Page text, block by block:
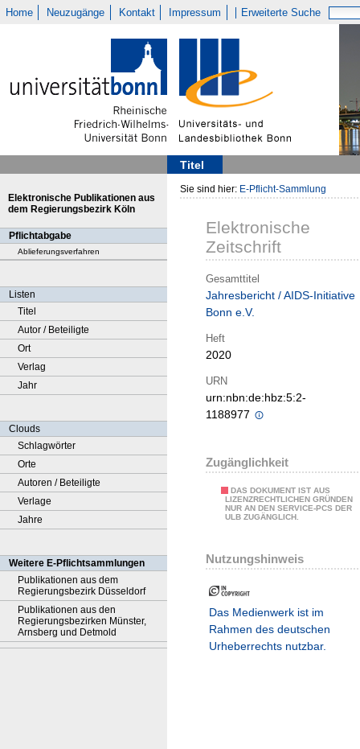
Home Neuzugänge Kontakt Impressum Erweiterte Suche
Titel
Elektronische Publikationen aus
dem Regierungsbezirk Köln
Pflichtabgabe
Ablieferungsverfahren
Listen
Titel
Autor / Beteiligte
Ort
Verlag
Jahr
Clouds
Schlagwörter
Orte
Autoren / Beteiligte
Verlage
Jahre
Weitere E-Pflichtsammlungen
Publikationen aus dem
Regierungsbezirk Düsseldorf
Publikationen aus den
Regierungsbezirken Münster,
Arnsberg und Detmold
Sie sind hier: E-Pflicht-Sammlung
Elektronische
Zeitschrift
Gesamttitel
Jahresbericht / AIDS-Initiative
Bonn e.V.
Heft
2020
URN
urn:nbn:de:hbz:5:2-
1188977
Zugänglichkeit
DAS DOKUMENT IST AUS
LIZENZRECHTLICHEN GRÜNDEN
NUR AN DEN SERVICE-PCS DER
ULB ZUGÄNGLICH.
Nutzungshinweis
Das Medienwerk ist im
Rahmen des deutschen
Urheberrechts nutzbar.